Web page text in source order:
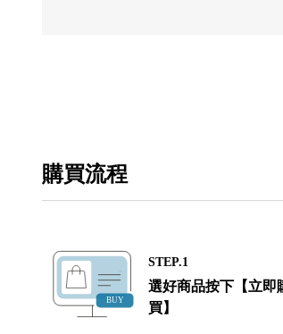
購買流程
STEP.1
選好商品按下【立即
買】